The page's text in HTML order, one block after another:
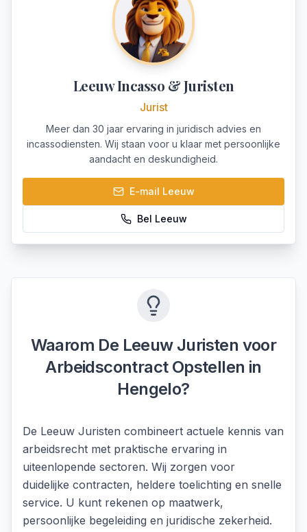
Leeuw Incasso & Juristen
Jurist
Meer dan 30 jaar ervaring in juridisch advies en
incassodiensten. Wij staan voor u klaar met persoonlijke
aandacht en deskundigheid.
E-mail Leeuw
Bel Leeuw
Waarom De Leeuw Juristen voor
Arbeidscontract Opstellen in
Hengelo?
De Leeuw Juristen combineert actuele kennis van
arbeidsrecht met praktische ervaring in
uiteenlopende sectoren. Wij zorgen voor
duidelijke contracten, heldere toelichting en snelle
service. U kunt rekenen op maatwerk,
persoonlijke begeleiding en juridische zekerheid.